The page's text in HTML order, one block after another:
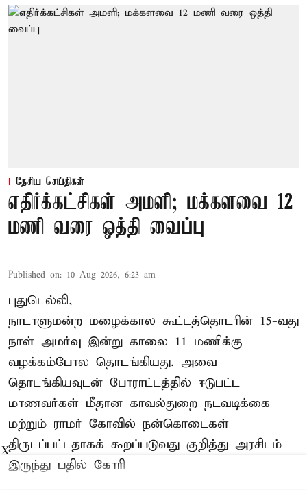
தேசிய செய்திகள்
எதிர்க்கட்சிகள் அமளி; மக்களவை 12
மணி வரை ஒத்தி வைப்பு
Published on: 10 Aug 2026, 6:23 am
புதுடெல்லி,
நாடாளுமன்ற மழைக்கால கூட்டத்தொடரின் 15-வது
நாள் அமர்வு இன்று காலை 11 மணிக்கு
வழக்கம்போல தொடங்கியது. அவை
தொடங்கியவுடன் போராட்டத்தில் ஈடுபட்ட
மாணவர்கள் மீதான காவல்துறை நடவடிக்கை
மற்றும் ராமர் கோவில் நன்கொடைகள்
திருடப்பட்டதாகக் கூறப்படுவது குறித்து அரசிடம்
இருந்து பதில் கோரி
X